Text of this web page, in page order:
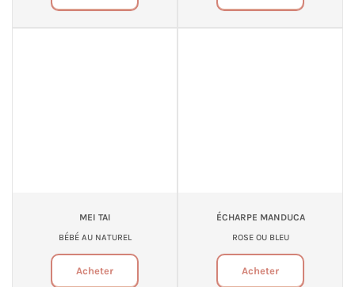
MEI TAI
BÉBÉ AU NATUREL
Acheter
ÉCHARPE MANDUCA
ROSE OU BLEU
Acheter